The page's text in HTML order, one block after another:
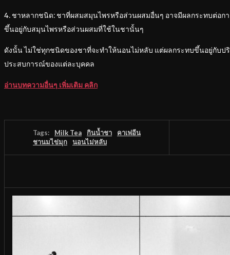
4. ชาหลากชนิด: ชาที่ผสมสมุนไพรหรือส่วนผสมอื่นๆ อาจมีผลกระทบต่อก
ขึ้นอยู่กับสมุนไพรหรือส่วนผสมที่ใช้ในชานั้นๆ
ดังนั้น ไม่ใช่ทุกชนิดของชาที่จะทำให้นอนไม่หลับ แต่ผลกระทบขึ้นอยู่กับป
ประสบการณ์ของแต่ละบุคคล
อ่านบทความอื่นๆ เพิ่มเติม คลิก
Tags: Milk Tea กินน้ำชา
คาเฟอีน
ชานมไข่มุก
นอนไม่หลับ